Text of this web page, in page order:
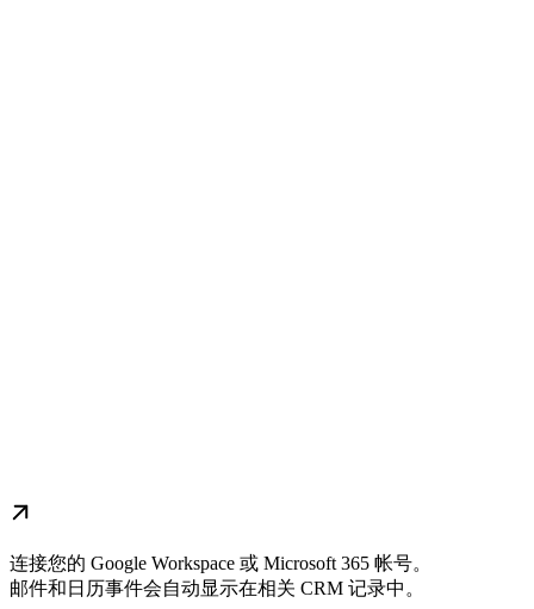
连接您的 Google Workspace 或 Microsoft 365 帐号。
邮件和日历事件会自动显示在相关 CRM 记录中。